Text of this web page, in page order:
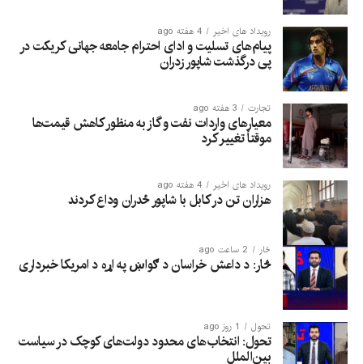
رویداد های اخیر 4 هفته ago
پیام‌های تسلیت و ادای احترام جامعه جهانی کریکت در
پی درگذشت شاپور زدران
تجارت 3 هفته ago
معیارهای واردات نفت و گاز به منظور کاهش قیمت‌ها
موقتاً تغییر کرد
رویداد های اخیر 4 هفته ago
هزاران تن در کابل با شاپور ځدران وداع کردند
څار 2 ساعت ago
څار: د داعش خراسان د ګواښ په اړه د امریکا خبرداری
تحول 1 روز ago
تحول: انتخاب‌های محدود دولت‌های کوچک در سیاست
بین‌الملل